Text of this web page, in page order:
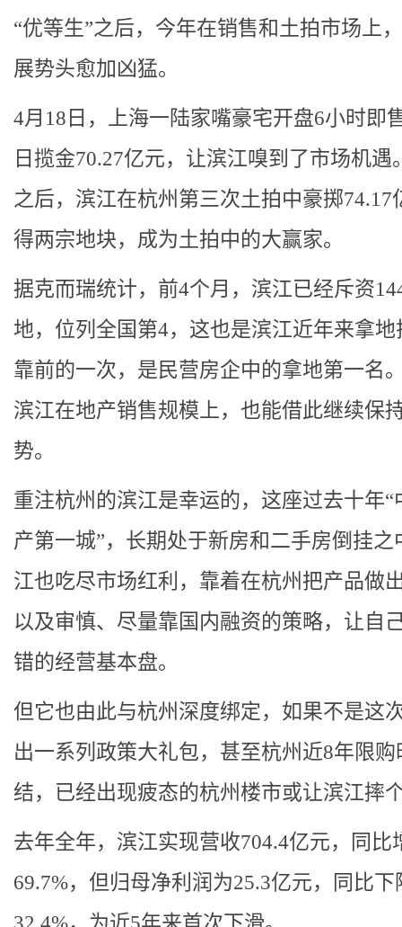
“优等生”之后，今年在销售和土拍市场上
展势头愈加凶猛。
4月18日，上海一陆家嘴豪宅开盘6小时即
日揽金70.27亿元，让滨江嗅到了市场机遇
之后，滨江在杭州第三次土拍中豪掷74.17
得两宗地块，成为土拍中的大赢家。
据克而瑞统计，前4个月，滨江已经斥资
地，位列全国第4，这也是滨江近年来拿地
靠前的一次，是民营房企中的拿地第一名
滨江在地产销售规模上，也能借此继续保
势。
重注杭州的滨江是幸运的，这座过去十年“
产第一城”，长期处于新房和二手房倒挂之
江也吃尽市场红利，靠着在杭州把产品做
以及审慎、尽量靠国内融资的策略，让自
错的经营基本盘。
但它也由此与杭州深度绑定，如果不是这
出一系列政策大礼包，甚至杭州近8年限购
结，已经出现疲态的杭州楼市或让滨江摔
去年全年，滨江实现营收704.4亿元，同比
69.7%，但归母净利润为25.3亿元，同比下